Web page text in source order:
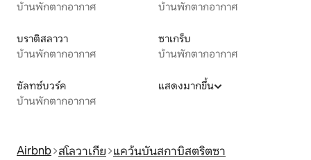
บ้านพักตากอากาศ
บ้านพักตากอากาศ
บราติสลาวา
บ้านพักตากอากาศ
ซาเกร็บ
บ้านพักตากอากาศ
ซัลทซ์บวร์ค
บ้านพักตากอากาศ
แสดงมากขึ้น
Airbnb สโลวาเกีย แคว้นบันสกาบิสตริตซา